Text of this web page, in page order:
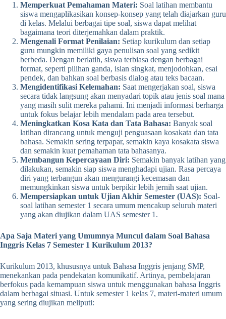
Memperkuat Pemahaman Materi: Soal latihan membantu
siswa mengaplikasikan konsep-konsep yang telah diajarkan guru
di kelas. Melalui berbagai tipe soal, siswa dapat melihat
bagaimana teori diterjemahkan dalam praktik.
Mengenali Format Penilaian: Setiap kurikulum dan setiap
guru mungkin memiliki gaya penulisan soal yang sedikit
berbeda. Dengan berlatih, siswa terbiasa dengan berbagai
format, seperti pilihan ganda, isian singkat, menjodohkan, esai
pendek, dan bahkan soal berbasis dialog atau teks bacaan.
Mengidentifikasi Kelemahan: Saat mengerjakan soal, siswa
secara tidak langsung akan menyadari topik atau jenis soal mana
yang masih sulit mereka pahami. Ini menjadi informasi berharga
untuk fokus belajar lebih mendalam pada area tersebut.
Meningkatkan Kosa Kata dan Tata Bahasa: Banyak soal
latihan dirancang untuk menguji penguasaan kosakata dan tata
bahasa. Semakin sering terpapar, semakin kaya kosakata siswa
dan semakin kuat pemahaman tata bahasanya.
Membangun Kepercayaan Diri: Semakin banyak latihan yang
dilakukan, semakin siap siswa menghadapi ujian. Rasa percaya
diri yang terbangun akan mengurangi kecemasan dan
memungkinkan siswa untuk berpikir lebih jernih saat ujian.
Mempersiapkan untuk Ujian Akhir Semester (UAS): Soal-
soal latihan semester 1 secara umum mencakup seluruh materi
yang akan diujikan dalam UAS semester 1.
Apa Saja Materi yang Umumnya Muncul dalam Soal Bahasa
Inggris Kelas 7 Semester 1 Kurikulum 2013?
Kurikulum 2013, khususnya untuk Bahasa Inggris jenjang SMP,
menekankan pada pendekatan komunikatif. Artinya, pembelajaran
berfokus pada kemampuan siswa untuk menggunakan bahasa Inggris
dalam berbagai situasi. Untuk semester 1 kelas 7, materi-materi umum
yang sering diujikan meliputi: